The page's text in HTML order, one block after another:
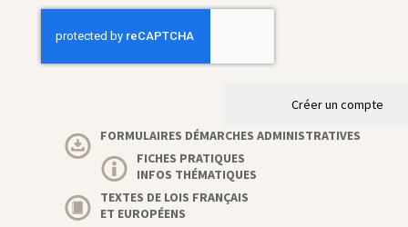
Créer un compte
FORMULAIRES DÉMARCHES ADMINISTRATIVES
FICHES PRATIQUES
INFOS THÉMATIQUES
TEXTES DE LOIS FRANÇAIS
ET EUROPÉENS